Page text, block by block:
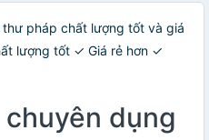
pháp chất lượng tốt và giá
lượng tốt ✓ Giá rẻ hơn ✓
dụng